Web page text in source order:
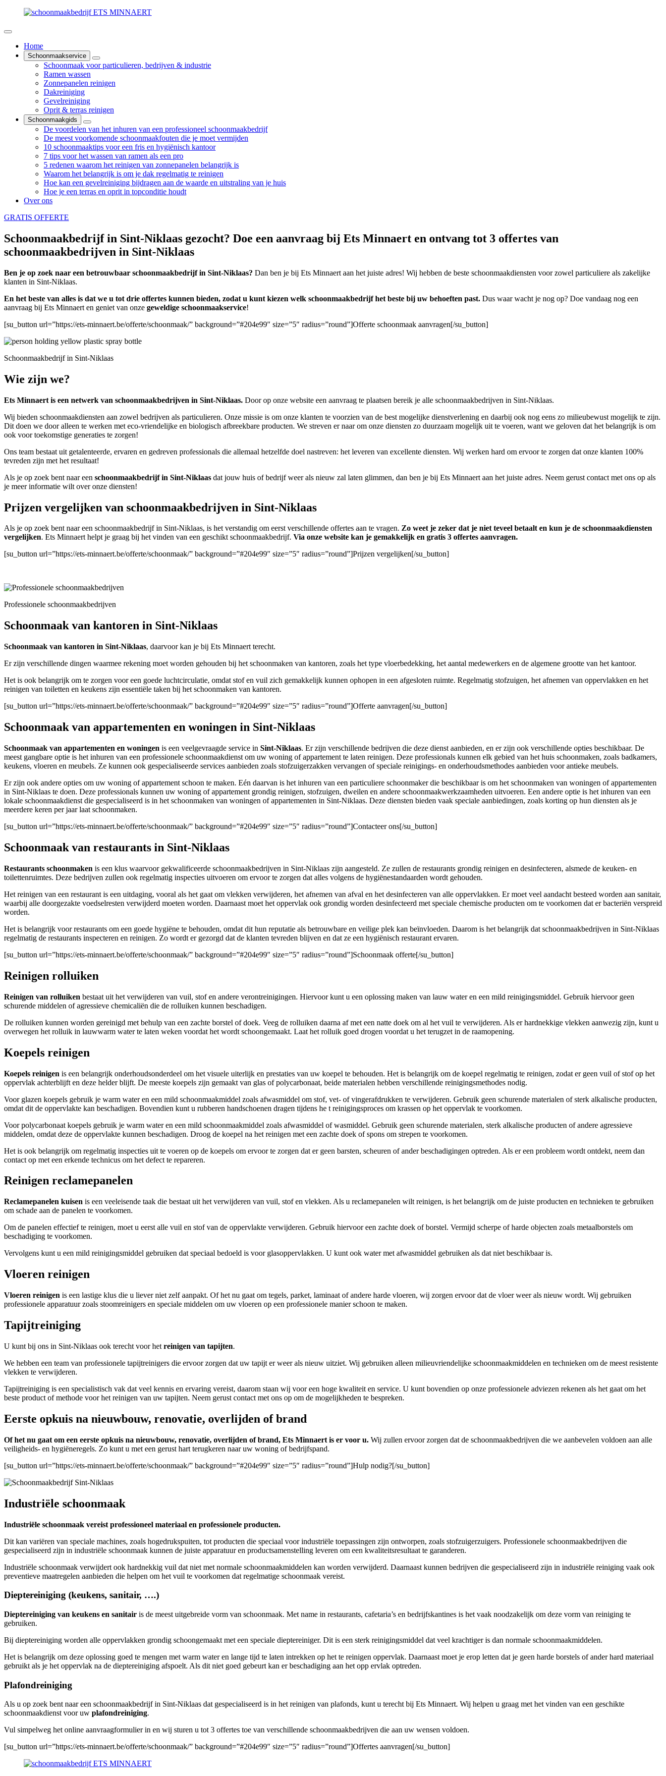
Home
Schoonmaakservice
Schoonmaak voor particulieren, bedrijven & industrie
Ramen wassen
Zonnepanelen reinigen
Dakreiniging
Gevelreiniging
Oprit & terras reinigen
Schoonmaakgids
De voordelen van het inhuren van een professioneel schoonmaakbedrijf
De meest voorkomende schoonmaakfouten die je moet vermijden
10 schoonmaaktips voor een fris en hygiënisch kantoor
7 tips voor het wassen van ramen als een pro
5 redenen waarom het reinigen van zonnepanelen belangrijk is
Waarom het belangrijk is om je dak regelmatig te reinigen
Hoe kan een gevelreiniging bijdragen aan de waarde en uitstraling van je huis
Hoe je een terras en oprit in topconditie houdt
Over ons
GRATIS OFFERTE
Schoonmaakbedrijf in Sint-Niklaas gezocht? Doe een aanvraag bij Ets Minnaert en ontvang tot 3 offertes van
schoonmaakbedrijven in Sint-Niklaas
Ben je op zoek naar een betrouwbaar schoonmaakbedrijf in Sint-Niklaas? Dan ben je bij Ets Minnaert aan het juiste adres! Wij hebben de beste schoonmaakdiensten voor zowel particuliere als zakelijke
klanten in Sint-Niklaas.
En het beste van alles is dat we u tot drie offertes kunnen bieden, zodat u kunt kiezen welk schoonmaakbedrijf het beste bij uw behoeften past. Dus waar wacht je nog op? Doe vandaag nog een
aanvraag bij Ets Minnaert en geniet van onze geweldige schoonmaakservice!
[su_button url=”https://ets-minnaert.be/offerte/schoonmaak/” background=”#204e99″ size=”5″ radius=”round”]Offerte schoonmaak aanvragen[/su_button]
Schoonmaakbedrijf in Sint-Niklaas
Wie zijn we?
Ets Minnaert is een netwerk van schoonmaakbedrijven in Sint-Niklaas. Door op onze website een aanvraag te plaatsen bereik je alle schoonmaakbedrijven in Sint-Niklaas.
Wij bieden schoonmaakdiensten aan zowel bedrijven als particulieren. Onze missie is om onze klanten te voorzien van de best mogelijke dienstverlening en daarbij ook nog eens zo milieubewust mogelijk te zijn.
Dit doen we door alleen te werken met eco-vriendelijke en biologisch afbreekbare producten. We streven er naar om onze diensten zo duurzaam mogelijk uit te voeren, want we geloven dat het belangrijk is om
ook voor toekomstige generaties te zorgen!
Ons team bestaat uit getalenteerde, ervaren en gedreven professionals die allemaal hetzelfde doel nastreven: het leveren van excellente diensten. Wij werken hard om ervoor te zorgen dat onze klanten 100%
tevreden zijn met het resultaat!
Als je op zoek bent naar een schoonmaakbedrijf in Sint-Niklaas dat jouw huis of bedrijf weer als nieuw zal laten glimmen, dan ben je bij Ets Minnaert aan het juiste adres. Neem gerust contact met ons op als
je meer informatie wilt over onze diensten!
Prijzen vergelijken van schoonmaakbedrijven in Sint-Niklaas
Als je op zoek bent naar een schoonmaakbedrijf in Sint-Niklaas, is het verstandig om eerst verschillende offertes aan te vragen. Zo weet je zeker dat je niet teveel betaalt en kun je de schoonmaakdiensten
vergelijken. Ets Minnaert helpt je graag bij het vinden van een geschikt schoonmaakbedrijf. Via onze website kan je gemakkelijk en gratis 3 offertes aanvragen.
[su_button url=”https://ets-minnaert.be/offerte/schoonmaak/” background=”#204e99″ size=”5″ radius=”round”]Prijzen vergelijken[/su_button]
Professionele schoonmaakbedrijven
Schoonmaak van kantoren in Sint-Niklaas
Schoonmaak van kantoren in Sint-Niklaas, daarvoor kan je bij Ets Minnaert terecht.
Er zijn verschillende dingen waarmee rekening moet worden gehouden bij het schoonmaken van kantoren, zoals het type vloerbedekking, het aantal medewerkers en de algemene grootte van het kantoor.
Het is ook belangrijk om te zorgen voor een goede luchtcirculatie, omdat stof en vuil zich gemakkelijk kunnen ophopen in een afgesloten ruimte. Regelmatig stofzuigen, het afnemen van oppervlakken en het
reinigen van toiletten en keukens zijn essentiële taken bij het schoonmaken van kantoren.
[su_button url=”https://ets-minnaert.be/offerte/schoonmaak/” background=”#204e99″ size=”5″ radius=”round”]Offerte aanvragen[/su_button]
Schoonmaak van appartementen en woningen in Sint-Niklaas
Schoonmaak van appartementen en woningen is een veelgevraagde service in Sint-Niklaas. Er zijn verschillende bedrijven die deze dienst aanbieden, en er zijn ook verschillende opties beschikbaar. De
meest gangbare optie is het inhuren van een professionele schoonmaakdienst om uw woning of appartement te laten reinigen. Deze professionals kunnen elk gebied van het huis schoonmaken, zoals badkamers,
keukens, vloeren en meubels. Ze kunnen ook gespecialiseerde services aanbieden zoals stofzuigerzakken vervangen of speciale reinigings- en onderhoudsmethodes aanbieden voor antieke meubels.
Er zijn ook andere opties om uw woning of appartement schoon te maken. Eén daarvan is het inhuren van een particuliere schoonmaker die beschikbaar is om het schoonmaken van woningen of appartementen
in Sint-Niklaas te doen. Deze professionals kunnen uw woning of appartement grondig reinigen, stofzuigen, dweilen en andere schoonmaakwerkzaamheden uitvoeren. Een andere optie is het inhuren van een
lokale schoonmaakdienst die gespecialiseerd is in het schoonmaken van woningen of appartementen in Sint-Niklaas. Deze diensten bieden vaak speciale aanbiedingen, zoals korting op hun diensten als je
meerdere keren per jaar laat schoonmaken.
[su_button url=”https://ets-minnaert.be/offerte/schoonmaak/” background=”#204e99″ size=”5″ radius=”round”]Contacteer ons[/su_button]
Schoonmaak van restaurants in Sint-Niklaas
Restaurants schoonmaken is een klus waarvoor gekwalificeerde schoonmaakbedrijven in Sint-Niklaas zijn aangesteld. Ze zullen de restaurants grondig reinigen en desinfecteren, alsmede de keuken- en
toilettenruimtes. Deze bedrijven zullen ook regelmatig inspecties uitvoeren om ervoor te zorgen dat alles volgens de hygiënestandaarden wordt gehouden.
Het reinigen van een restaurant is een uitdaging, vooral als het gaat om vlekken verwijderen, het afnemen van afval en het desinfecteren van alle oppervlakken. Er moet veel aandacht besteed worden aan sanitair,
waarbij alle doorgezakte voedselresten verwijderd moeten worden. Daarnaast moet het oppervlak ook grondig worden desinfecteerd met speciale chemische producten om te voorkomen dat er bacteriën verspreid
worden.
Het is belangrijk voor restaurants om een goede hygiëne te behouden, omdat dit hun reputatie als betrouwbare en veilige plek kan beïnvloeden. Daarom is het belangrijk dat schoonmaakbedrijven in Sint-Niklaas
regelmatig de restaurants inspecteren en reinigen. Zo wordt er gezorgd dat de klanten tevreden blijven en dat ze een hygiënisch restaurant ervaren.
[su_button url=”https://ets-minnaert.be/offerte/schoonmaak/” background=”#204e99″ size=”5″ radius=”round”]Schoonmaak offerte[/su_button]
Reinigen rolluiken
Reinigen van rolluiken bestaat uit het verwijderen van vuil, stof en andere verontreinigingen. Hiervoor kunt u een oplossing maken van lauw water en een mild reinigingsmiddel. Gebruik hiervoor geen
schurende middelen of agressieve chemicaliën die de rolluiken kunnen beschadigen.
De rolluiken kunnen worden gereinigd met behulp van een zachte borstel of doek. Veeg de rolluiken daarna af met een natte doek om al het vuil te verwijderen. Als er hardnekkige vlekken aanwezig zijn, kunt u
overwegen het rolluik in lauwwarm water te laten weken voordat het wordt schoongemaakt. Laat het rolluik goed drogen voordat u het terugzet in de raamopening.
Koepels reinigen
Koepels reinigen is een belangrijk onderhoudsonderdeel om het visuele uiterlijk en prestaties van uw koepel te behouden. Het is belangrijk om de koepel regelmatig te reinigen, zodat er geen vuil of stof op het
oppervlak achterblijft en deze helder blijft. De meeste koepels zijn gemaakt van glas of polycarbonaat, beide materialen hebben verschillende reinigingsmethodes nodig.
Voor glazen koepels gebruik je warm water en een mild schoonmaakmiddel zoals afwasmiddel om stof, vet- of vingerafdrukken te verwijderen. Gebruik geen schurende materialen of sterk alkalische producten,
omdat dit de oppervlakte kan beschadigen. Bovendien kunt u rubberen handschoenen dragen tijdens he t reinigingsproces om krassen op het oppervlak te voorkomen.
Voor polycarbonaat koepels gebruik je warm water en een mild schoonmaakmiddel zoals afwasmiddel of wasmiddel. Gebruik geen schurende materialen, sterk alkalische producten of andere agressieve
middelen, omdat deze de oppervlakte kunnen beschadigen. Droog de koepel na het reinigen met een zachte doek of spons om strepen te voorkomen.
Het is ook belangrijk om regelmatig inspecties uit te voeren op de koepels om ervoor te zorgen dat er geen barsten, scheuren of ander beschadigingen optreden. Als er een probleem wordt ontdekt, neem dan
contact op met een erkende technicus om het defect te repareren.
Reinigen reclamepanelen
Reclamepanelen kuisen is een veeleisende taak die bestaat uit het verwijderen van vuil, stof en vlekken. Als u reclamepanelen wilt reinigen, is het belangrijk om de juiste producten en technieken te gebruiken
om schade aan de panelen te voorkomen.
Om de panelen effectief te reinigen, moet u eerst alle vuil en stof van de oppervlakte verwijderen. Gebruik hiervoor een zachte doek of borstel. Vermijd scherpe of harde objecten zoals metaalborstels om
beschadiging te voorkomen.
Vervolgens kunt u een mild reinigingsmiddel gebruiken dat speciaal bedoeld is voor glasoppervlakken. U kunt ook water met afwasmiddel gebruiken als dat niet beschikbaar is.
Vloeren reinigen
Vloeren reinigen is een lastige klus die u liever niet zelf aanpakt. Of het nu gaat om tegels, parket, laminaat of andere harde vloeren, wij zorgen ervoor dat de vloer weer als nieuw wordt. Wij gebruiken
professionele apparatuur zoals stoomreinigers en speciale middelen om uw vloeren op een professionele manier schoon te maken.
Tapijtreiniging
U kunt bij ons in Sint-Niklaas ook terecht voor het reinigen van tapijten.
We hebben een team van professionele tapijtreinigers die ervoor zorgen dat uw tapijt er weer als nieuw uitziet. Wij gebruiken alleen milieuvriendelijke schoonmaakmiddelen en technieken om de meest resistente
vlekken te verwijderen.
Tapijtreiniging is een specialistisch vak dat veel kennis en ervaring vereist, daarom staan wij voor een hoge kwaliteit en service. U kunt bovendien op onze professionele adviezen rekenen als het gaat om het
beste product of methode voor het reinigen van uw tapijten. Neem gerust contact met ons op om de mogelijkheden te bespreken.
Eerste opkuis na nieuwbouw, renovatie, overlijden of brand
Of het nu gaat om een eerste opkuis na nieuwbouw, renovatie, overlijden of brand, Ets Minnaert is er voor u. Wij zullen ervoor zorgen dat de schoonmaakbedrijven die we aanbevelen voldoen aan alle
veiligheids- en hygiëneregels. Zo kunt u met een gerust hart terugkeren naar uw woning of bedrijfspand.
[su_button url=”https://ets-minnaert.be/offerte/schoonmaak/” background=”#204e99″ size=”5″ radius=”round”]Hulp nodig?[/su_button]
Industriële schoonmaak
Industriële schoonmaak vereist professioneel materiaal en professionele producten.
Dit kan variëren van speciale machines, zoals hogedrukspuiten, tot producten die speciaal voor industriële toepassingen zijn ontworpen, zoals stofzuigerzuigers. Professionele schoonmaakbedrijven die
gespecialiseerd zijn in industriële schoonmaak kunnen de juiste apparatuur en productsamenstelling leveren om een ​​kwaliteitsresultaat te garanderen.
Industriële schoonmaak verwijdert ook hardnekkig vuil dat niet met normale schoonmaakmiddelen kan worden verwijderd. Daarnaast kunnen bedrijven die gespecialiseerd zijn in industriële reiniging vaak ook
preventieve maatregelen aanbieden die helpen om het vuil te voorkomen dat regelmatige schoonmaak vereist.
Dieptereiniging (keukens, sanitair, ….)
Dieptereiniging van keukens en sanitair is de meest uitgebreide vorm van schoonmaak. Met name in restaurants, cafetaria’s en bedrijfskantines is het vaak noodzakelijk om deze vorm van reiniging te
gebruiken.
Bij dieptereiniging worden alle oppervlakken grondig schoongemaakt met een speciale dieptereiniger. Dit is een sterk reinigingsmiddel dat veel krachtiger is dan normale schoonmaakmiddelen.
Het is belangrijk om deze oplossing goed te mengen met warm water en lange tijd te laten intrekken op het te reinigen oppervlak. Daarnaast moet je erop letten dat je geen harde borstels of ander hard materiaal
gebruikt als je het oppervlak na de dieptereiniging afspoelt. Als dit niet goed gebeurt kan er beschadiging aan het opp ervlak optreden.
Plafondreiniging
Als u op zoek bent naar een schoonmaakbedrijf in Sint-Niklaas dat gespecialiseerd is in het reinigen van plafonds, kunt u terecht bij Ets Minnaert. Wij helpen u graag met het vinden van een geschikte
schoonmaakdienst voor uw plafondreiniging.
Vul simpelweg het online aanvraagformulier in en wij sturen u tot 3 offertes toe van verschillende schoonmaakbedrijven die aan uw wensen voldoen.
[su_button url=”https://ets-minnaert.be/offerte/schoonmaak/” background=”#204e99″ size=”5″ radius=”round”]Offertes aanvragen[/su_button]